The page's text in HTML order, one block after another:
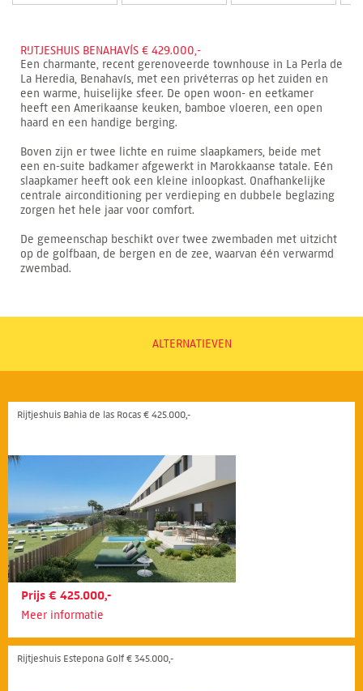
RIJTJESHUIS BENAHAVÍS € 429.000,-
Een charmante, recent gerenoveerde townhouse in La Perla de
La Heredia, Benahavís, met een privéterras op het zuiden en
een warme, huiselijke sfeer. De open woon- en eetkamer
heeft een Amerikaanse keuken, bamboe vloeren, een open
haard en een handige berging.
Boven zijn er twee lichte en ruime slaapkamers, beide met
een en-suite badkamer afgewerkt in Marokkaanse tatale. Eén
slaapkamer heeft ook een kleine inloopkast. Onafhankelijke
centrale airconditioning per verdieping en dubbele beglazing
zorgen het hele jaar voor comfort.
De gemeenschap beschikt over twee zwembaden met uitzicht
op de golfbaan, de bergen en de zee, waarvan één verwarmd
zwembad.
ALTERNATIEVEN
Rijtjeshuis Bahia de las Rocas € 425.000,-
Prijs € 425.000,-
Meer informatie
Rijtjeshuis Estepona Golf € 345.000,-